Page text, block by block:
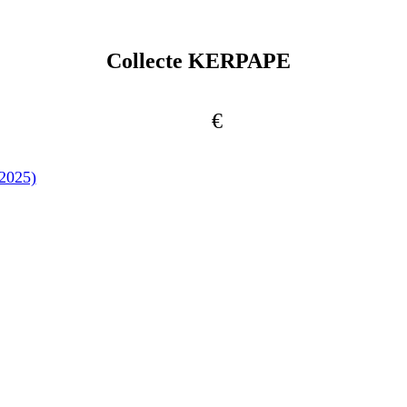
Collecte KERPAPE
€